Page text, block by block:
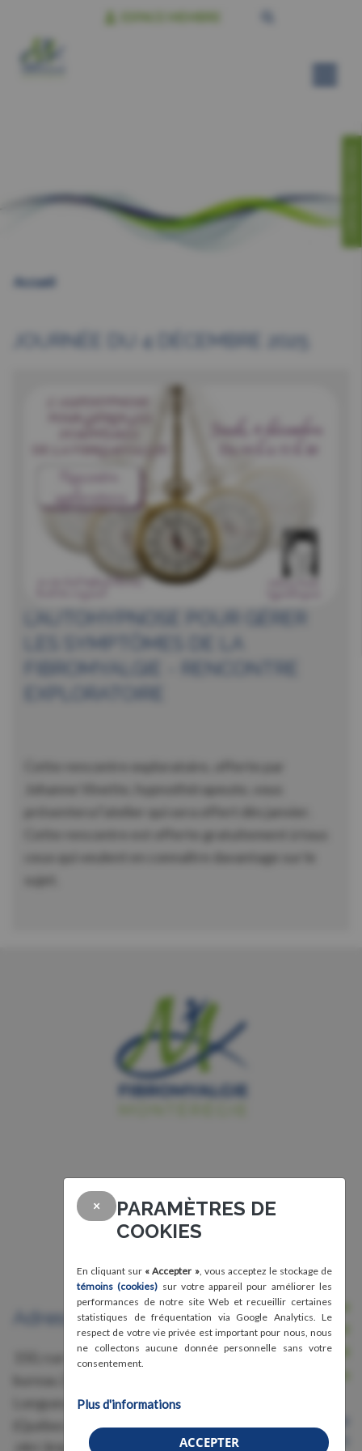
Accueil
JOURNÉE DU 4 DÉCEMBRE 2025
L’AUTOHYPNOSE POUR GÉRER
FIBROMYALGIE - RENCONTRE
Cette rencontre exploratoire, offerte par
Johanne Vinette, hypnothérapeute, vous
présentera l’atelier qui sera offert dès janvier.
Cette rencontre est offerte gratuitement à tous
ceux qui veulent en connaître davantage sur le
Adresse
150, rue Grant,
Longueuil
Nous joindre
Avis légal, conditions d'utilisation et
confidentialité
Numéro 87583011RR0001
×
PARAMÈTRES DE
COOKIES
En cliquant sur « Accepter », vous acceptez le stockage de
témoins (cookies) sur votre appareil pour améliorer les
performances de notre site Web et recueillir certaines
statistiques de fréquentation via Google Analytics. Le
respect de votre vie privée est important pour nous, nous
ne collectons aucune donnée personnelle sans votre
consentement.
Plus d'informations
ACCEPTER